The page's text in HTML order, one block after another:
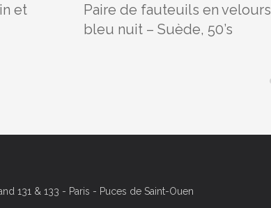
et
Paire de fauteuils en velours
bleu nuit – Suède, 50’s
131 & 133 - Paris - Puces de Saint-Ouen